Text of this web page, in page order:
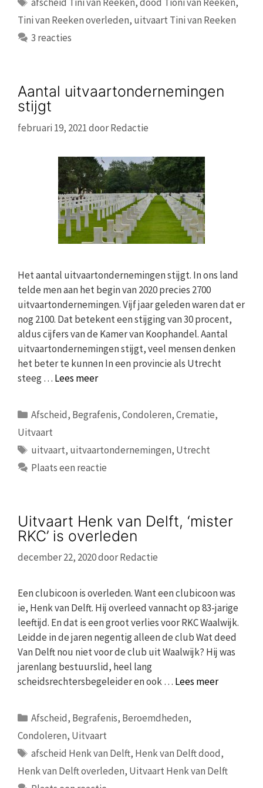
Tini van Reeken overleden, uitvaart Tini van Reeken
3 reacties
Aantal uitvaartondernemingen
stijgt
februari 19, 2021doorRedactie
Het aantal uitvaartondernemingen stijgt. In ons land
telde men aan het begin van 2020 precies 2700
uitvaartondernemingen. Vijf jaar geleden waren dat er
nog 2100. Dat betekent een stijging van 30 procent,
aldus cijfers van de Kamer van Koophandel. Aantal
uitvaartondernemingen stijgt, veel mensen denken
het beter te kunnen In een provincie als Utrecht
steeg … Lees meer
Categorieën
Afscheid, Begrafenis,Condoleren,Crematie,
Uitvaart
Tags
uitvaart, uitvaartondernemingen, Utrecht
Plaats een reactie
Uitvaart Henk van Delft, ‘mister
RKC’ is overleden
december 22, 2020doorRedactie
Een clubicoon is overleden. Want een clubicoon was
ie, Henk van Delft. Hij overleed vannacht op 83-jarige
leeftijd. En dat is een groot verlies voor RKC Waalwijk.
Leidde in de jaren negentig alleen de club Wat deed
Van Delft nou niet voor de club uit Waalwijk? Hij was
jarenlang bestuurslid, heel lang
scheidsrechtersbegeleider en ook … Lees meer
Categorieën
Afscheid, Begrafenis, Beroemdheden,
Condoleren, Uitvaart
Tags
afscheid Henk van Delft, Henk van Delft dood,
Henk van Delft overleden, Uitvaart Henk van Delft